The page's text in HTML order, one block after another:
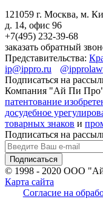
121059 г. Москва, м.
д. 14, офис 96
+7(495) 232-39-68
заказать обратный
Представительства:
ip@ippro.ru
@ipprolaw
Подписаться на
Компания "Ай Пи Про"
патентование
досудебное
товарных знаков и
Подписаться на
© 1998 - 2020 ООО "Ай
Карта сайта
Согласие на